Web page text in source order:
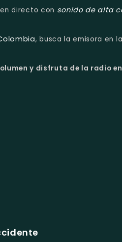
directo con sonido de alta
, busca la emisora en la
y disfruta de la radio